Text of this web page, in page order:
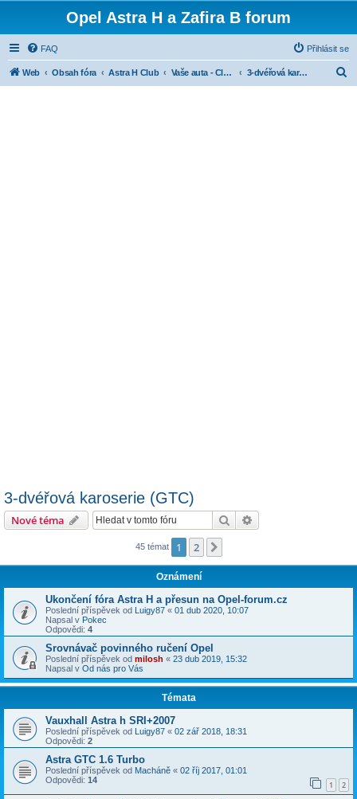
Opel Astra H a Zafira B forum
FAQ Přihlásit se
Web Obsah fóra Astra H Club Vaše auta - Club cars 3-dvéřová karoserie (GTC)
3-dvéřová karoserie (GTC)
Nové téma Hledat
45 témat 1 2
Oznámení
Ukončení fóra Astra H a přesun na Opel-forum.cz
Poslední příspěvek od Luigy87 « 01 dub 2020, 10:07
Napsal v Pokec
Odpovědi: 4
Srovnávač povinného ručení Opel
Poslední příspěvek od milosh « 23 dub 2019, 15:32
Napsal v Od nás pro Vás
Témata
Vauxhall Astra h SRI+2007
Poslední příspěvek od Luigy87 « 02 zář 2018, 18:31
Odpovědi: 2
Astra GTC 1.6 Turbo
Poslední příspěvek od Macháně « 02 říj 2017, 01:01
Odpovědi: 14 1 2